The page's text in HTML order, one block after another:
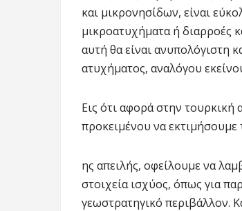
και μικρονησίδων, είναι
μικροατυχήματα ή διαρροές
αυτή θα είναι ανυπολόγιστη
ατυχήματος, αναλόγου
Εις ότι αφορά στην τουρκική
προκειμένου να εκτιμήσουμε
ης απειλής, οφείλουμε να
στοιχεία ισχύος, όπως για
γεωστρατηγικό περιβάλλον.